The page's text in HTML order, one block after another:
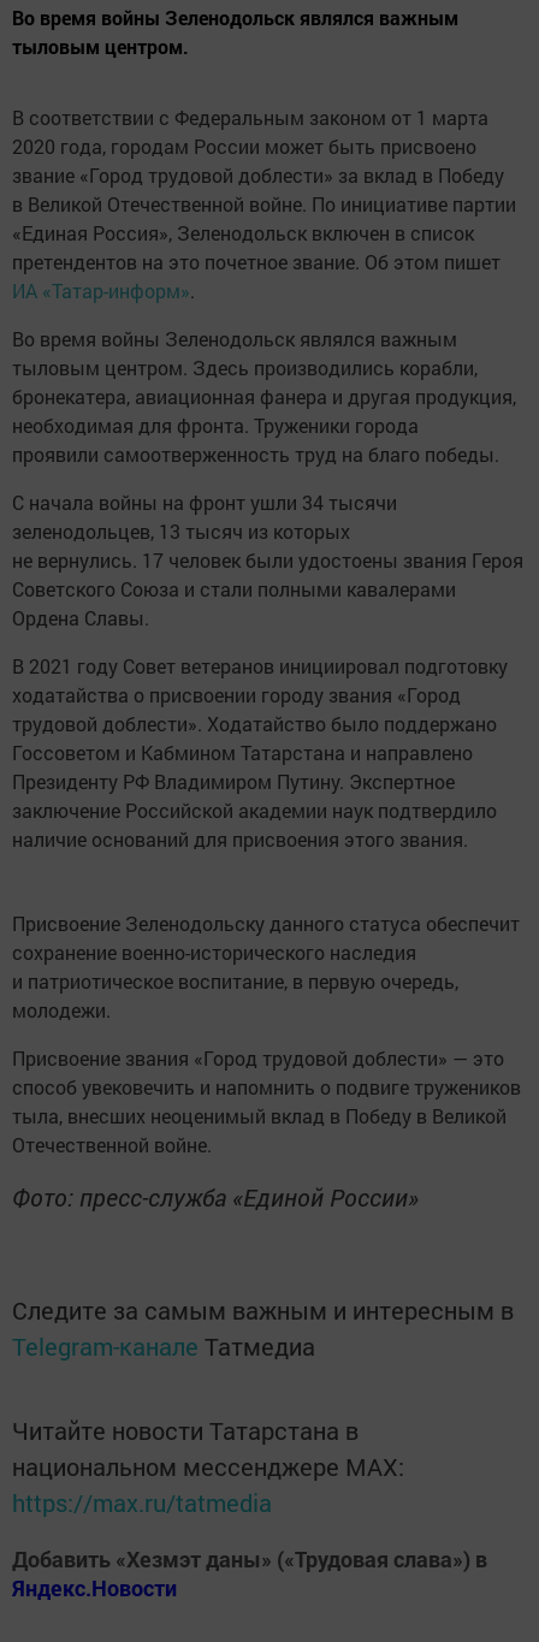
Во время войны Зеленодольск являлся важным
тыловым центром.
В соответствии с Федеральным законом от 1 марта
2020 года, городам России может быть присвоено
звание «Город трудовой доблести» за вклад в Победу
в Великой Отечественной войне. По инициативе партии
«Единая Россия», Зеленодольск включен в список
претендентов на это почетное звание. Об этом пишет
ИА «Татар-информ».
Во время войны Зеленодольск являлся важным
тыловым центром. Здесь производились корабли,
бронекатера, авиационная фанера и другая продукция,
необходимая для фронта. Труженики города
проявили самоотверженность труд на благо победы.
С начала войны на фронт ушли 34 тысячи
зеленодольцев, 13 тысяч из которых
не вернулись. 17 человек были удостоены звания Героя
Советского Союза и стали полными кавалерами
Ордена Славы.
В 2021 году Совет ветеранов инициировал подготовку
ходатайства о присвоении городу звания «Город
трудовой доблести». Ходатайство было поддержано
Госсоветом и Кабмином Татарстана и направлено
Президенту РФ Владимиром Путину. Экспертное
заключение Российской академии наук подтвердило
наличие оснований для присвоения этого звания.
Присвоение Зеленодольску данного статуса обеспечит
сохранение военно-исторического наследия
и патриотическое воспитание, в первую очередь,
молодежи.
Присвоение звания «Город трудовой доблести» — это
способ увековечить и напомнить о подвиге тружеников
тыла, внесших неоценимый вклад в Победу в Великой
Отечественной войне.
Фото: пресс-служба «Единой России»
Следите за самым важным и интересным в
Telegram-канале Татмедиа
Читайте новости Татарстана в
национальном мессенджере MАХ:
https://max.ru/tatmedia
Добавить «Хезмэт даны» («Трудовая слава») в
Яндекс.Новости